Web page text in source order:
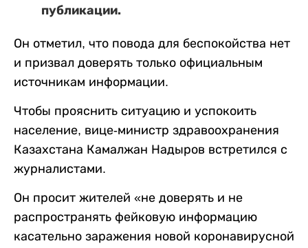
публикации.
Он отметил, что повода для беспокойства нет
и призвал доверять только официальным
источникам информации.
Чтобы прояснить ситуацию и успокоить
население, вице-министр здравоохранения
Казахстана Камалжан Надыров встретился с
журналистами.
Он просит жителей «не доверять и не
распространять фейковую информацию
касательно заражения новой коронавирусной